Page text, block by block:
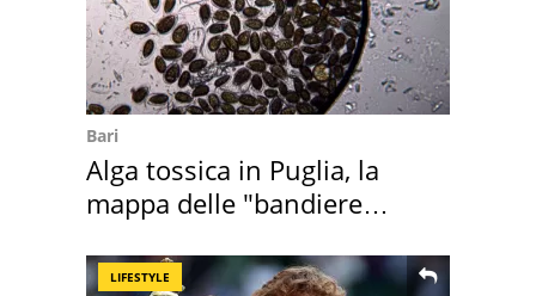
Bari
Alga tossica in Puglia, la
mappa delle "bandiere
LIFESTYLE